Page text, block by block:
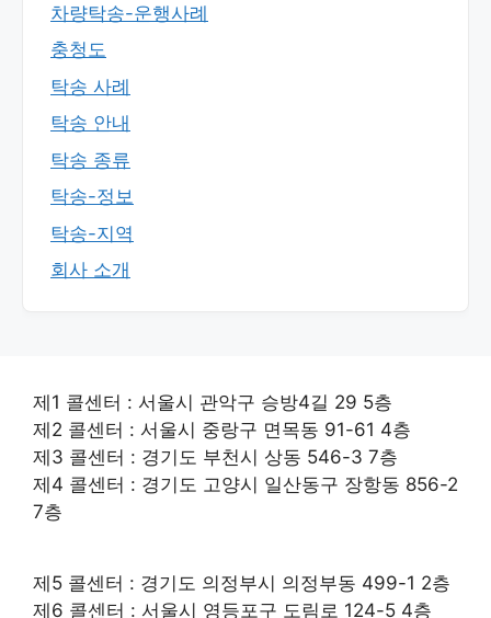
차량탁송-운행사례
충청도
탁송 사례
탁송 안내
탁송 종류
탁송-정보
탁송-지역
회사 소개
제1 콜센터 : 서울시 관악구 승방4길 29 5층
제2 콜센터 : 서울시 중랑구 면목동 91-61 4층
제3 콜센터 : 경기도 부천시 상동 546-3 7층
제4 콜센터 : 경기도 고양시 일산동구 장항동 856-2
7층
제5 콜센터 : 경기도 의정부시 의정부동 499-1 2층
제6 콜센터 : 서울시 영등포구 도림로 124-5 4층